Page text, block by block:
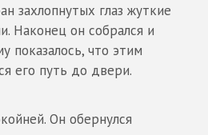
захлопнутых глаз жуткие
Наконец он собрался и
показалось, что этим
его путь до двери.
Он обернулся